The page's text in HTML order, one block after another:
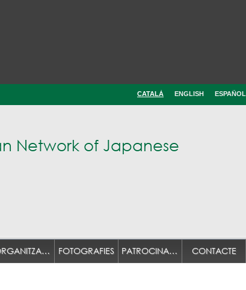
CATALÀ ENGLISH ESPAÑOL
Network of Japanese
ORGANITZACIÓ FOTOGRAFIES PATROCINADORS CONTACTE